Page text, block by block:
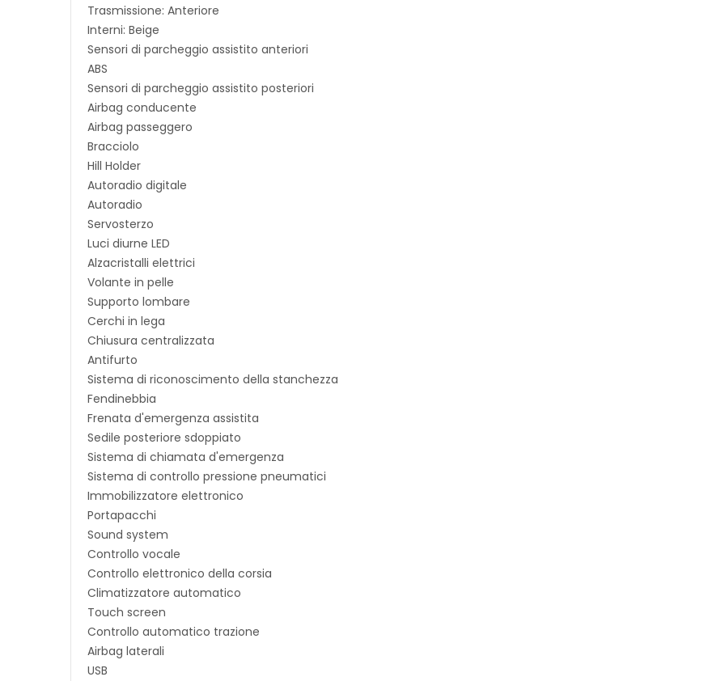
Trasmissione: Anteriore
Interni: Beige
Sensori di parcheggio assistito anteriori
ABS
Sensori di parcheggio assistito posteriori
Airbag conducente
Airbag passeggero
Bracciolo
Hill Holder
Autoradio digitale
Autoradio
Servosterzo
Luci diurne LED
Alzacristalli elettrici
Volante in pelle
Supporto lombare
Cerchi in lega
Chiusura centralizzata
Antifurto
Sistema di riconoscimento della stanchezza
Fendinebbia
Frenata d'emergenza assistita
Sedile posteriore sdoppiato
Sistema di chiamata d'emergenza
Sistema di controllo pressione pneumatici
Immobilizzatore elettronico
Portapacchi
Sound system
Controllo vocale
Controllo elettronico della corsia
Climatizzatore automatico
Touch screen
Controllo automatico trazione
Airbag laterali
USB